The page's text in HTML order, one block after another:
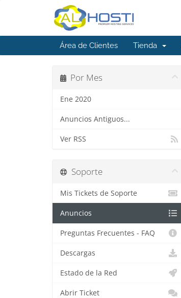
Área de Clientes Tienda
Por Mes
Ene 2020
Anuncios Antiguos...
Ver RSS
Soporte
Mis Tickets de Soporte
Anuncios
Preguntas Frecuentes - FAQ
Descargas
Estado de la Red
Abrir Ticket